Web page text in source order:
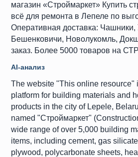
магазин «Строймаркет» Купить
всё для ремонта в Лепеле по
Оперативная доставка: Чашники,
Бешенковичи, Новолукомль,
заказ. Более 5000 товаров на
AI-анализ
The website "This online resource"
platform for building materials and
products in the city of Lepele,
named "Строймаркет"
wide range of over 5,000 building
items, including cement, gas
plywood, polycarbonate sheets,